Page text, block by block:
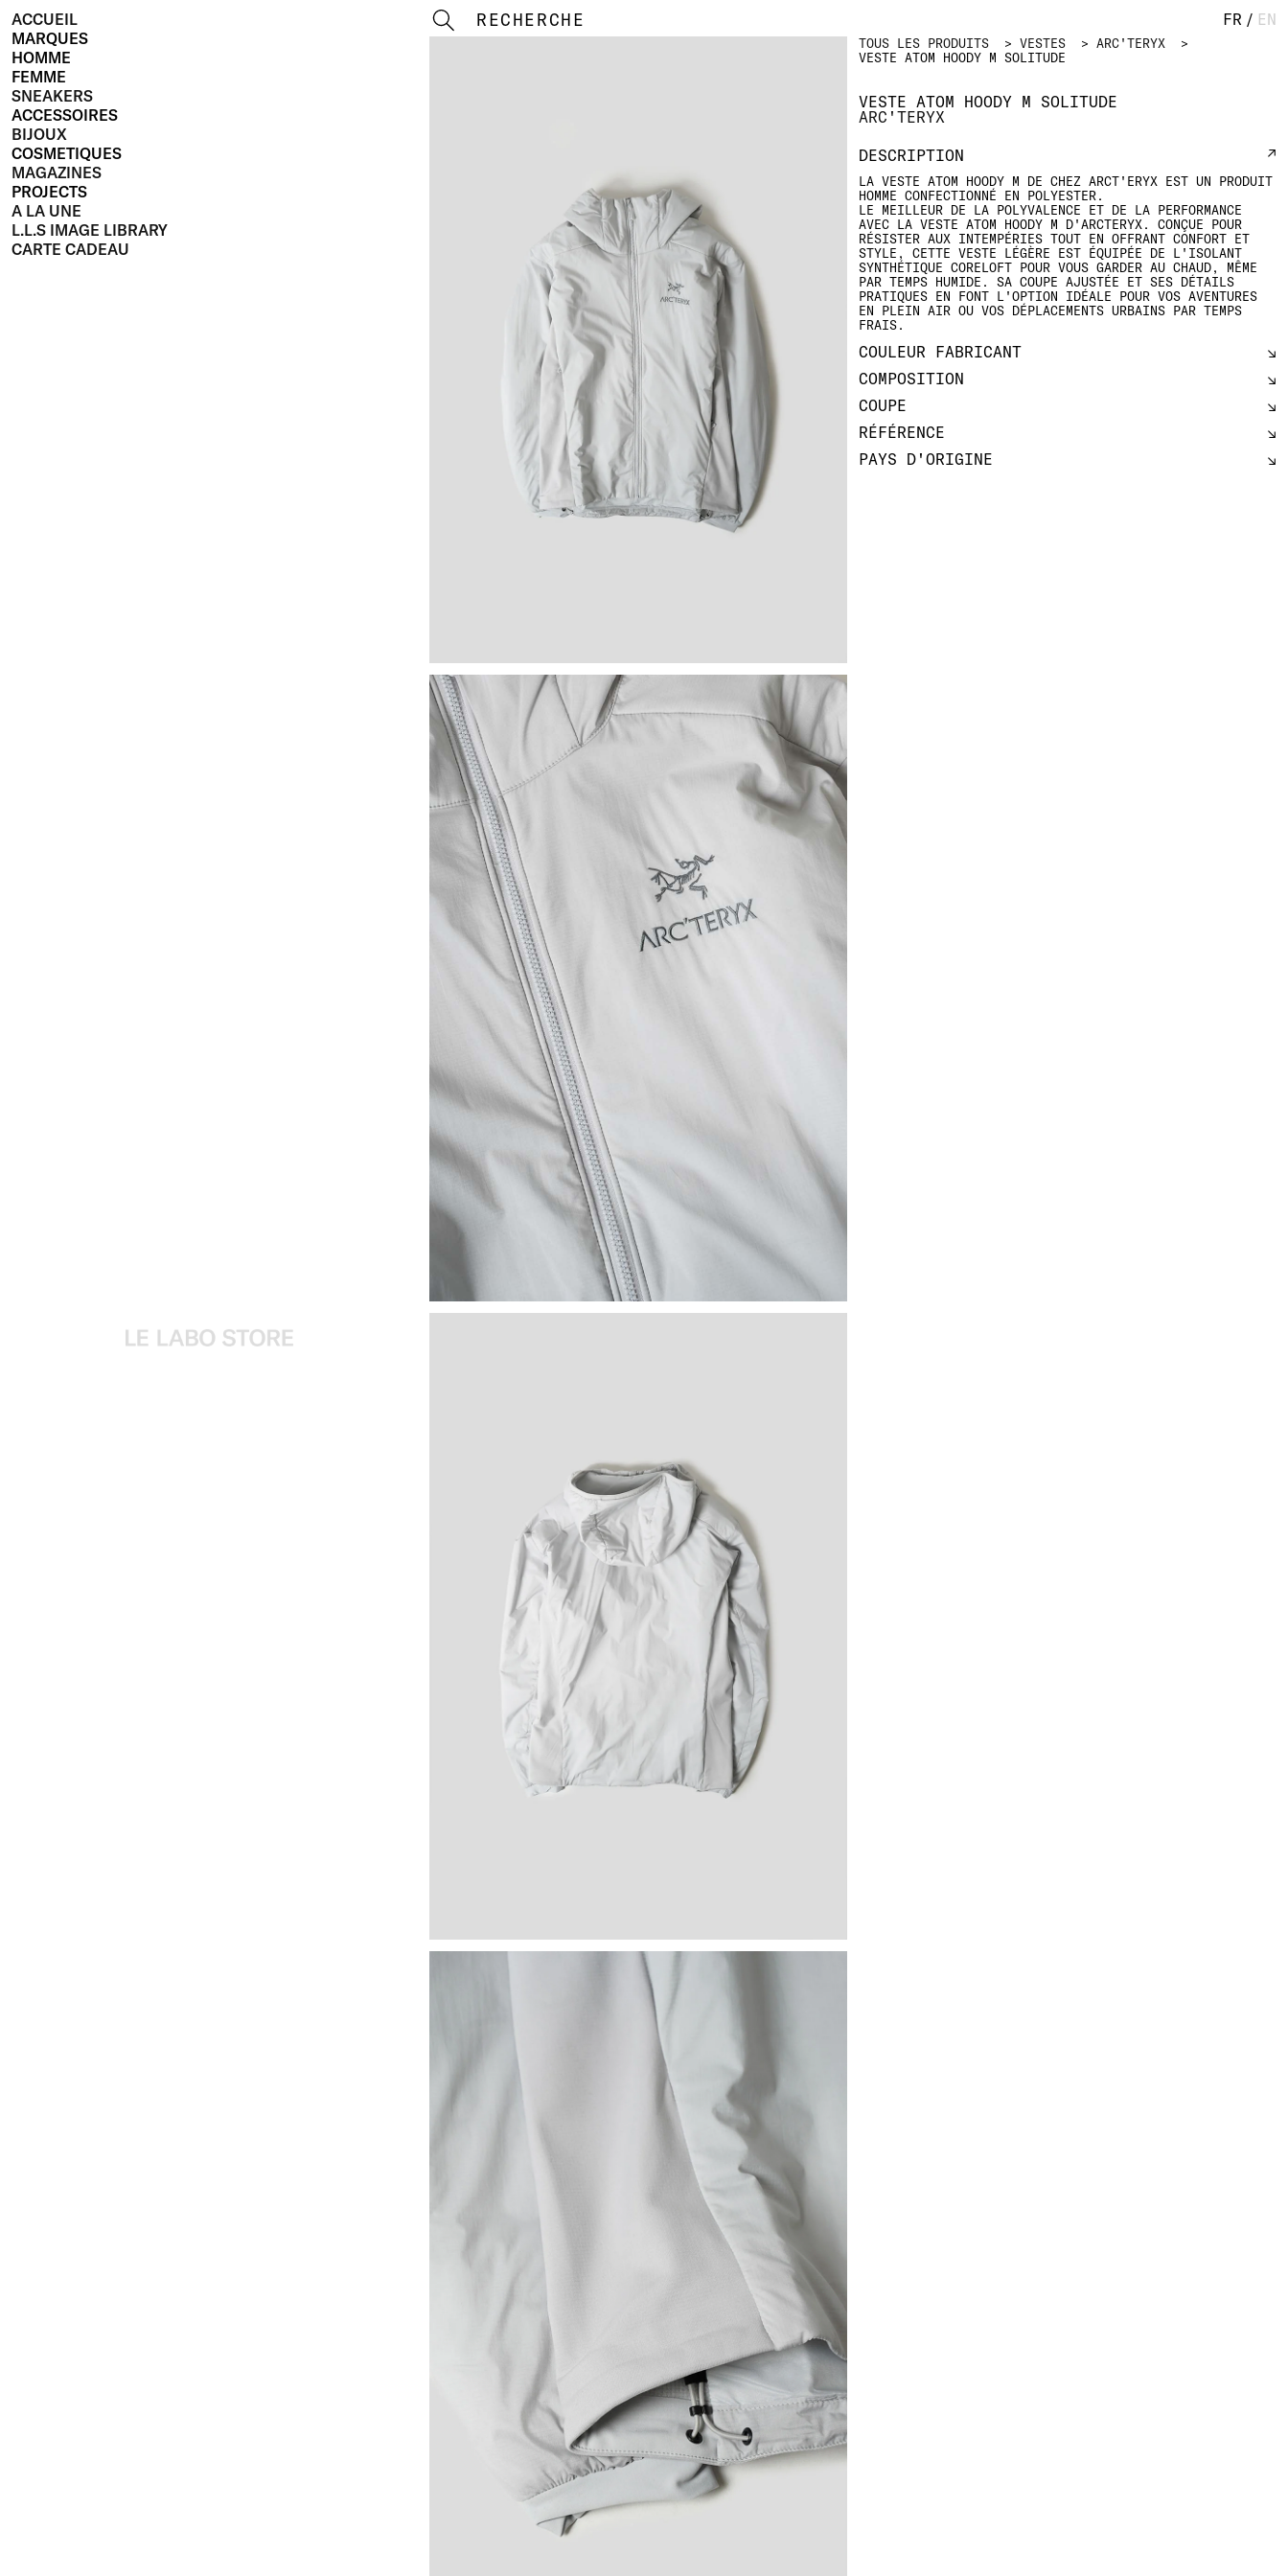
ACCUEIL
MARQUES
HOMME
FEMME
SNEAKERS
ACCESSOIRES
BIJOUX
COSMETIQUES
MAGAZINES
PROJECTS
A LA UNE
L.L.S IMAGE LIBRARY
CARTE CADEAU
RECHERCHE FR / EN
TOUS LES PRODUITS VESTES
ARC'TERYX
VESTE ATOM HOODY M SOLITUDE
VESTE ATOM HOODY M SOLITUDE
ARC'TERYX
DESCRIPTION
LA VESTE ATOM HOODY M DE CHEZ ARCT'ERYX EST UN PRODUIT
HOMME CONFECTIONNÉ EN POLYESTER.
LE MEILLEUR DE LA POLYVALENCE ET DE LA PERFORMANCE
AVEC LA VESTE ATOM HOODY M D'ARCTERYX. CONÇUE POUR
RÉSISTER AUX INTEMPÉRIES TOUT EN OFFRANT CONFORT ET
STYLE, CETTE VESTE LÉGÈRE EST ÉQUIPÉE DE L'ISOLANT
SYNTHÉTIQUE CORELOFT POUR VOUS GARDER AU CHAUD, MÊME
PAR TEMPS HUMIDE. SA COUPE AJUSTÉE ET SES DÉTAILS
PRATIQUES EN FONT L'OPTION IDÉALE POUR VOS AVENTURES
EN PLEIN AIR OU VOS DÉPLACEMENTS URBAINS PAR TEMPS
FRAIS.
COULEUR FABRICANT
COMPOSITION
COUPE
RÉFÉRENCE
PAYS D'ORIGINE